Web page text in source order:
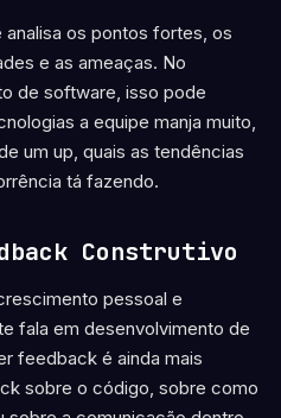
analisa os pontos fortes, os
e as ameaças. No
de software, isso pode
a equipe manja muito,
um up, quais as tendências
tá fazendo.
Construtivo
pessoal e
fala em desenvolvimento de
feedback é ainda mais
sobre o código, sobre como